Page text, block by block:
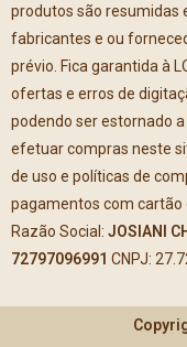
produtos são resumidas
fabricantes e ou
prévio. Fica garantida à
ofertas e erros de
podendo ser estornado
efetuar compras neste
de uso e políticas de
pagamentos com cartão
Razão Social: JOSIANI
72797096991 CNPJ: